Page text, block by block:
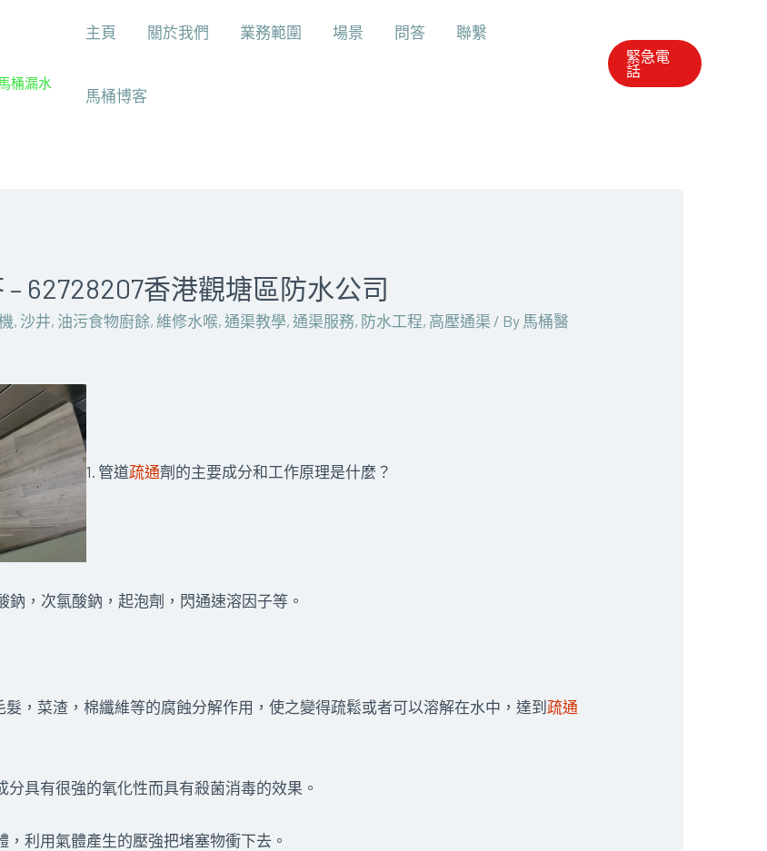
桶漏水
主頁 關於我們 業務範圍 場景 問答 聯繫
馬桶博客
緊急電
話
62728207香港觀塘區防水公司
, 沙井, 油污食物廚餘, 維修水喉,通渠教學,通渠服務, 防水工程, 高壓通渠 / By 馬桶醫
1. 管道疏通劑的主要成分和工作原理是什麼？
，次氯酸鈉，起泡劑，閃通速溶因子等。
髮，菜渣，棉纖維等的腐蝕分解作用，使之變得疏鬆或者可以溶解在水中，達到疏通
具有很強的氧化性而具有殺菌消毒的效果。
利用氣體產生的壓強把堵塞物衝下去。